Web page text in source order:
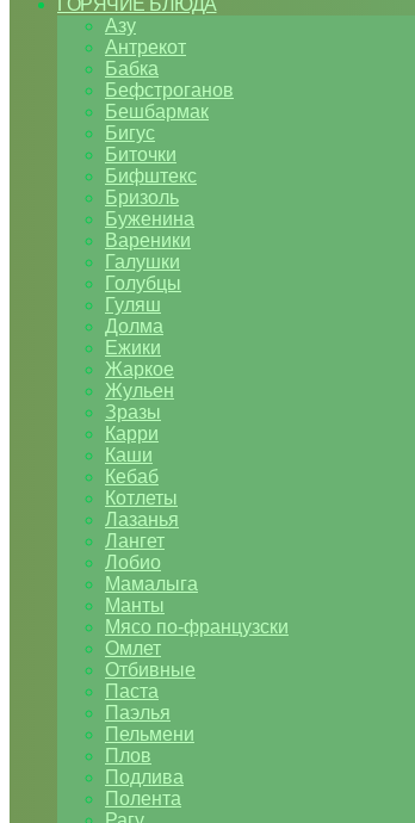
ГОРЯЧИЕ БЛЮДА
Азу
Антрекот
Бабка
Бефстроганов
Бешбармак
Бигус
Биточки
Бифштекс
Бризоль
Буженина
Вареники
Галушки
Голубцы
Гуляш
Долма
Ежики
Жаркое
Жульен
Зразы
Карри
Каши
Кебаб
Котлеты
Лазанья
Лангет
Лобио
Мамалыга
Манты
Мясо по-французски
Омлет
Отбивные
Паста
Паэлья
Пельмени
Плов
Подлива
Полента